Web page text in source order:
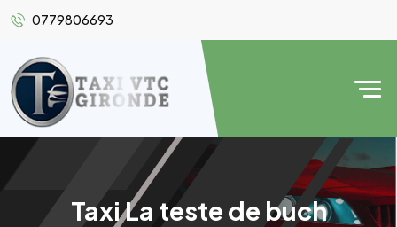
0779806693
Taxi La teste de buch